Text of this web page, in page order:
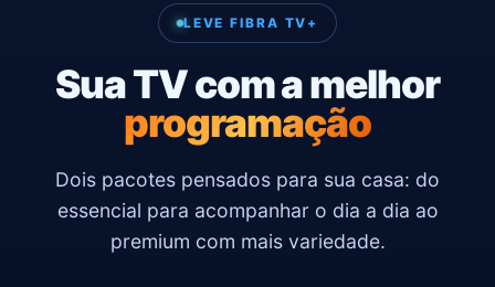
LEVE FIBRA TV+
Sua TV com a melhor
programação
Dois pacotes pensados para sua casa: do
essencial para acompanhar o dia a dia ao
premium com mais variedade.